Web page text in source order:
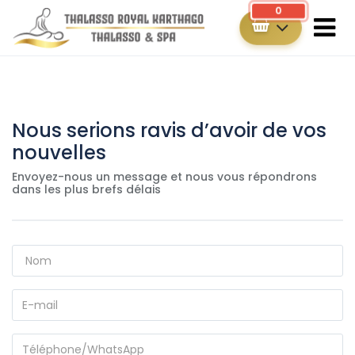
0
Nous serions ravis d’avoir de vos
nouvelles
Envoyez-nous un message et nous vous répondrons
dans les plus brefs délais